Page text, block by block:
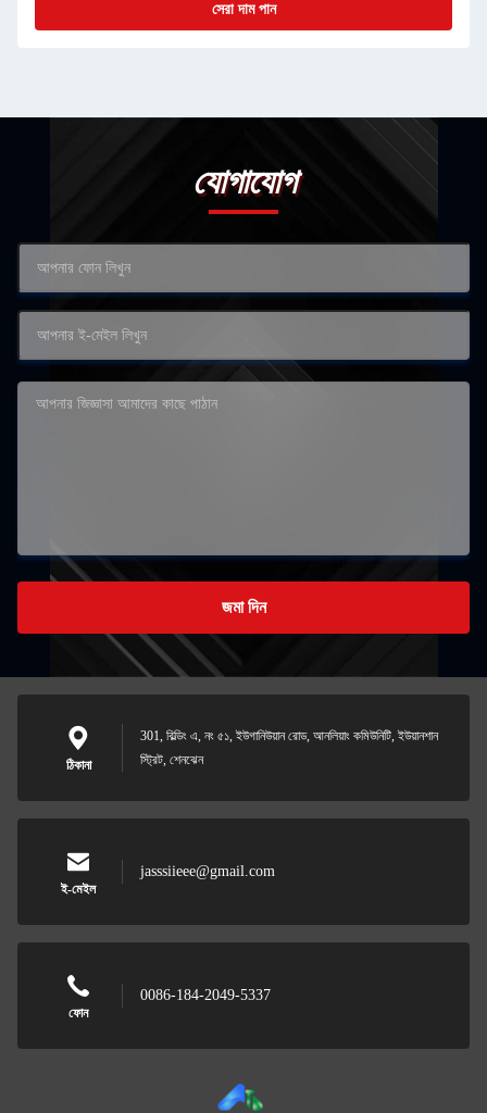
সেরা দাম পান
যোগাযোগ
জমা দিন
ঠিকানা
301, বিল্ডিং এ, নং ৫১, ইউগানিউয়ান রোড, আনলিয়াং কমিউনিটি, ইউয়ানশান
স্ট্রিট, শেনঝেন
ই-মেইল
jasssiieee@gmail.com
ফোন
0086-184-2049-5337